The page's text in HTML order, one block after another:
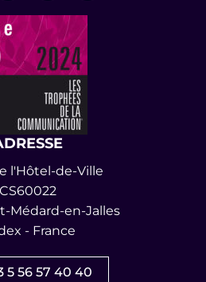
l'Hôtel-de-Ville
CS60022
Médard-en-Jalles
- France
5 56 57 40 40